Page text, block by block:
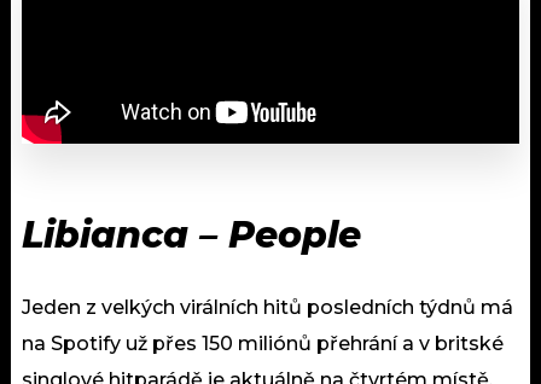
Libianca – People
Jeden z velkých virálních hitů posledních týdnů má
na Spotify už přes 150 miliónů přehrání a v britské